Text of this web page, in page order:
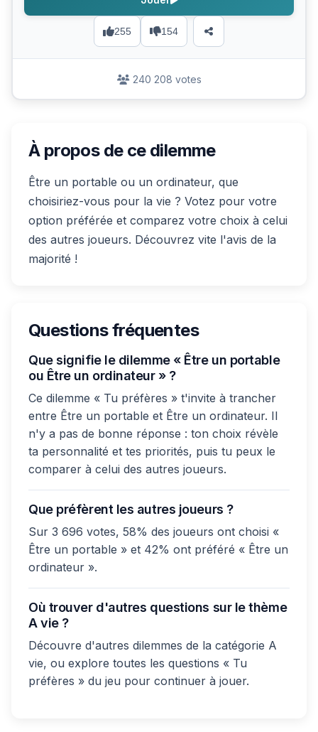
255 154
240 208 votes
À propos de ce dilemme
Être un portable ou un ordinateur, que
choisiriez-vous pour la vie ? Votez pour votre
option préférée et comparez votre choix à celui
des autres joueurs. Découvrez vite l'avis de la
majorité !
Questions fréquentes
Que signifie le dilemme « Être un portable
ou Être un ordinateur » ?
Ce dilemme « Tu préfères » t'invite à trancher
entre Être un portable et Être un ordinateur. Il
n'y a pas de bonne réponse : ton choix révèle
ta personnalité et tes priorités, puis tu peux le
comparer à celui des autres joueurs.
Que préfèrent les autres joueurs ?
Sur 3 696 votes, 58% des joueurs ont choisi «
Être un portable » et 42% ont préféré « Être un
ordinateur ».
Où trouver d'autres questions sur le thème
A vie ?
Découvre d'autres dilemmes de la catégorie A
vie, ou explore toutes les questions « Tu
préfères » du jeu pour continuer à jouer.